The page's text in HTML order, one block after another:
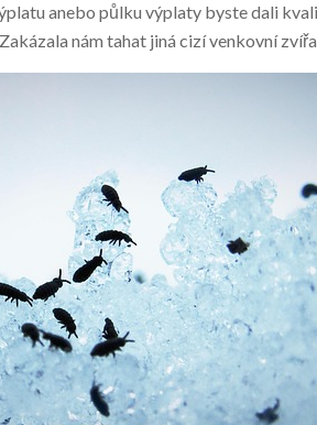
anebo půlku výplaty byste dali
nám tahat jiná cizí venkovní